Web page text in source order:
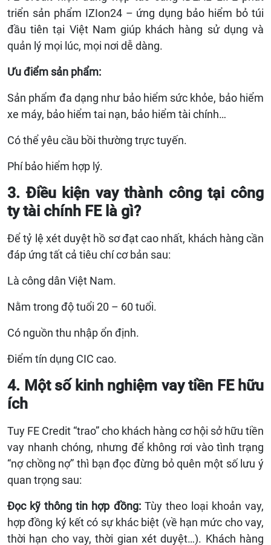
triển sản phẩm IZIon24 – ứng dụng bảo hiểm bỏ túi
đầu tiên tại Việt Nam giúp khách hàng sử dụng và
quản lý mọi lúc, mọi nơi dễ dàng.
Ưu điểm sản phẩm:
Sản phẩm đa dạng như bảo hiểm sức khỏe, bảo hiểm
xe máy, bảo hiểm tai nạn, bảo hiểm tài chính…
Có thể yêu cầu bồi thường trực tuyến.
Phí bảo hiểm hợp lý.
3. Điều kiện vay thành công tại công
ty tài chính FE là gì?
Để tỷ lệ xét duyệt hồ sơ đạt cao nhất, khách hàng cần
đáp ứng tất cả tiêu chí cơ bản sau:
Là công dân Việt Nam.
Nằm trong độ tuổi 20 – 60 tuổi.
Có nguồn thu nhập ổn định.
Điểm tín dụng CIC cao.
4. Một số kinh nghiệm vay tiền FE hữu
ích
Tuy FE Credit “trao” cho khách hàng cơ hội sở hữu tiền
vay nhanh chóng, nhưng để không rơi vào tình trạng
“nợ chồng nợ” thì bạn đọc đừng bỏ quên một số lưu ý
quan trọng sau:
Đọc kỹ thông tin hợp đồng:Tùy theo loại khoản vay,
hợp đồng ký kết có sự khác biệt (về hạn mức cho vay,
thời hạn cho vay, thời gian xét duyệt…). Khách hàng